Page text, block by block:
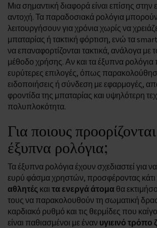
Μια σημαντική διαφορά είναι επίσης στην
αντοχή. Τα παραδοσιακά ρολόγια
λειτουργήσουν για χρόνια χωρίς να
μπαταρίας ή τακτική φόρτιση, ενώ τα
να επαναφορτίζονται τακτικά, ανάλογα με
μέθοδο χρήσης. Αν και τα έξυπνα
ευρύτερες επιλογές, όπως
ειδοποιήσεις ή σύνδεση με εφαρμογές,
φροντίδα της μπαταρίας και υψηλότερη
πολυπλοκότητα.
Για ποιους
έξυπνα ρολόγια;
Τα έξυπνα ρολόγια έχουν σχεδιαστεί για
ευρύ φάσμα χρηστών, προσφέροντας κάτι
αθλητές και τα ενεργά άτομα θα
τους να παρακολουθούν τη σωματική
καρδιακό ρυθμό και τις θερμίδες που
είναι παθιασμένοι με έναν υγιεινό τρόπο